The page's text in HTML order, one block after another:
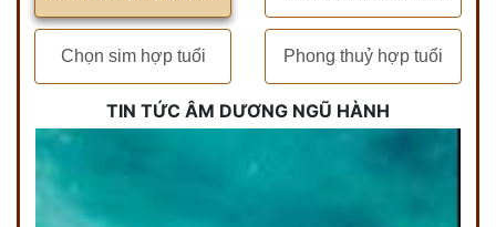
Chọn sim hợp tuổi Phong thuỷ hợp tuổi
TIN TỨC ÂM DƯƠNG NGŨ HÀNH